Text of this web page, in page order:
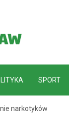
SPORT
narkotyków